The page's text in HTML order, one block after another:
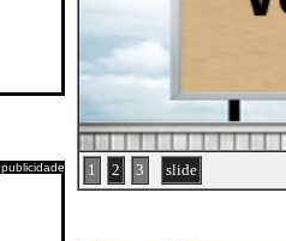
publicidade 1 2 3 slide